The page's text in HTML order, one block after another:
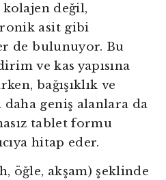
kolajen değil,
asit gibi
de bulunuyor. Bu
ve kas yapısına
bağışıklık ve
geniş alanlara da
tablet formu
hitap eder.
öğle, akşam) şeklinde